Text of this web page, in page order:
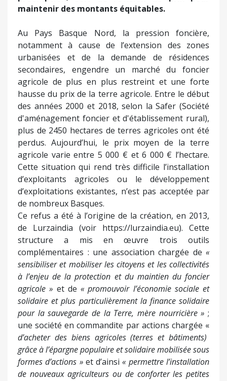
maintenir des montants équitables.
Au Pays Basque Nord, la pression foncière,
notamment à cause de l’extension des zones
urbanisées et de la demande de résidences
secondaires, engendre un marché du foncier
agricole de plus en plus restreint et une forte
hausse du prix de la terre agricole. Entre le début
des années 2000 et 2018, selon la Safer (Société
d'aménagement foncier et d'établissement rural),
plus de 2450 hectares de terres agricoles ont été
perdus. Aujourd’hui, le prix moyen de la terre
agricole varie entre 5 000 € et 6 000 € l’hectare.
Cette situation qui rend très difficile l’installation
d’exploitants agricoles ou le développement
d’exploitations existantes, n’est pas acceptée par
de nombreux Basques.
Ce refus a été à l’origine de la création, en 2013,
de Lurzaindia (voir https://lurzaindia.eu). Cette
structure a mis en œuvre trois outils
complémentaires : une association chargée de «
sensibiliser et mobiliser les citoyens et les collectivités
à l’enjeu de la protection et du maintien du foncier
agricole » et de « promouvoirl’économie sociale et
solidaire et plus particulièrement la finance solidaire
pour la sauvegarde de la Terre, mère nourricière » ;
une société en commandite par actions chargée «
d’acheter des biens agricoles (terres et bâtiments)
grâce à l’épargne populaire et solidaire mobilisée sous
formes d’actions »et d’ainsi« permettre l’installation
de nouveaux agriculteurs ou de conforter les petites